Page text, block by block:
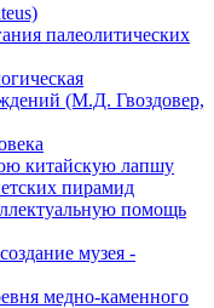
палеолитических
(М.Д. Гвоздовер,
китайскую лапшу
пирамид
помощь
музея -
медно-каменного